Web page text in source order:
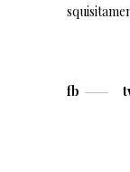
fb